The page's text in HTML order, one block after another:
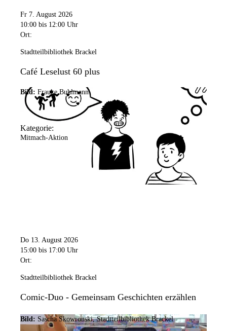
Fr 7. August 2026
10:00 bis 12:00 Uhr
Ort:
Stadtteilbibliothek Brackel
Café Leselust 60 plus
Bild: Frauke Buhlmann
Kategorie:
Mitmach-Aktion
Do 13. August 2026
15:00 bis 17:00 Uhr
Ort:
Stadtteilbibliothek Brackel
Comic-Duo - Gemeinsam Geschichten erzählen
Bild: Sascha Skowronski, Stadtteilbibliothek Brackel